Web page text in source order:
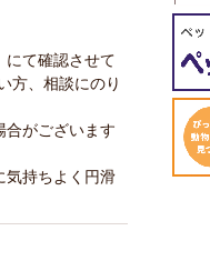
にて確認させて
方、相談にのり
合がございます
気持ちよく円滑